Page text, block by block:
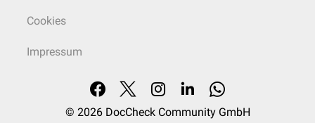
Cookies
Impressum
© 2026 DocCheck Community GmbH